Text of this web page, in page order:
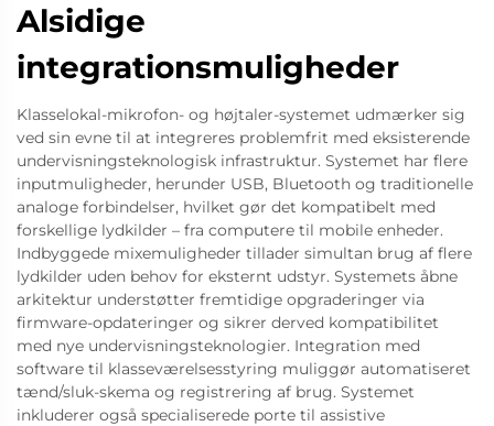
Alsidige
integrationsmuligheder
Klasselokal-mikrofon- og højtaler-systemet udmærker sig
ved sin evne til at integreres problemfrit med eksisterende
undervisningsteknologisk infrastruktur. Systemet har flere
inputmuligheder, herunder USB, Bluetooth og traditionelle
analoge forbindelser, hvilket gør det kompatibelt med
forskellige lydkilder – fra computere til mobile enheder.
Indbyggede mixemuligheder tillader simultan brug af flere
lydkilder uden behov for eksternt udstyr. Systemets åbne
arkitektur understøtter fremtidige opgraderinger via
firmware-opdateringer og sikrer derved kompatibilitet
med nye undervisningsteknologier. Integration med
software til klasseværelsesstyring muliggør automatiseret
tænd/sluk-skema og registrering af brug. Systemet
inkluderer også specialiserede porte til assistive